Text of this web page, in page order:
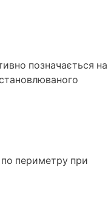
позначається на
периметру при